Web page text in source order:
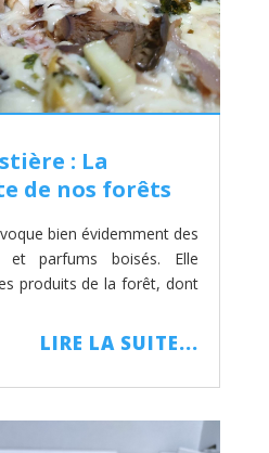
: La
de nos forêts
bien évidemment des
et parfums boisés. Elle
produits de la forêt, dont
LIRE LA SUITE...